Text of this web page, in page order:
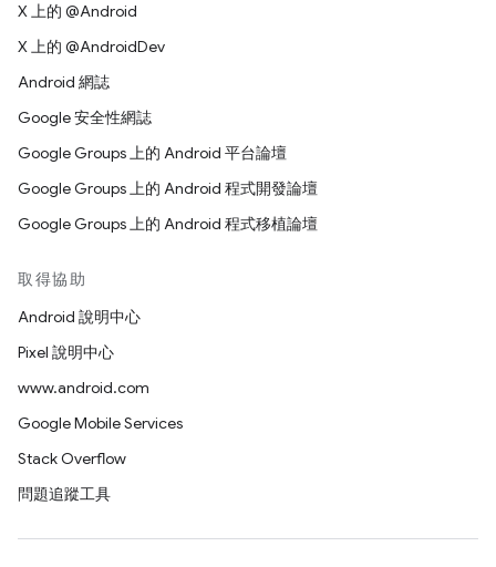
X 上的 @Android
X 上的 @AndroidDev
Android 網誌
Google 安全性網誌
Google Groups 上的 Android 平台論壇
Google Groups 上的 Android 程式開發論壇
Google Groups 上的 Android 程式移植論壇
取得協助
Android 說明中心
Pixel 說明中心
www.android.com
Google Mobile Services
Stack Overflow
問題追蹤工具